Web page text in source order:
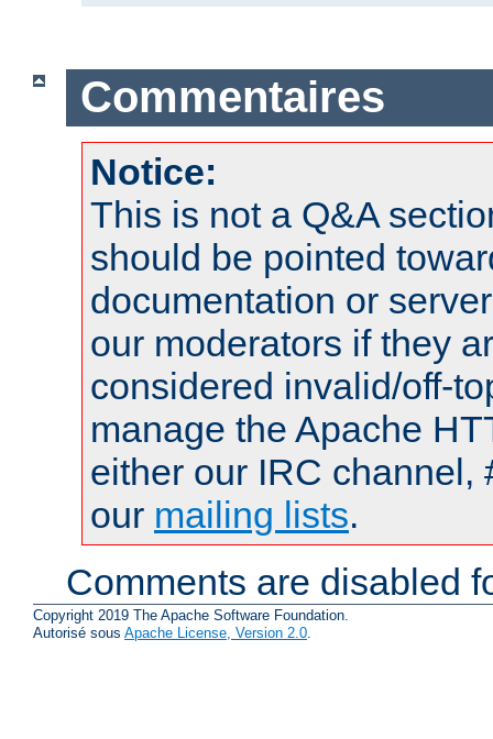
Commentaires
Notice:
This is not a Q&A
should be pointed
documentation or
our moderators if they
considered invalid/off-
manage the Apache
either our IRC channel,
our mailing lists.
Comments are disabled
Copyright 2019 The Apache Software Foundation.
Autorisé sous Apache License, Version 2.0.